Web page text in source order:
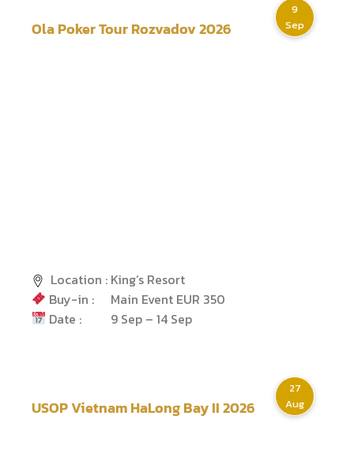
9
Sep
Ola Poker Tour Rozvadov 2026
Location : King’s Resort
Buy-in :
Main Event EUR 350
Date :
9 Sep – 14 Sep
27
Aug
USOP Vietnam HaLong Bay II 2026